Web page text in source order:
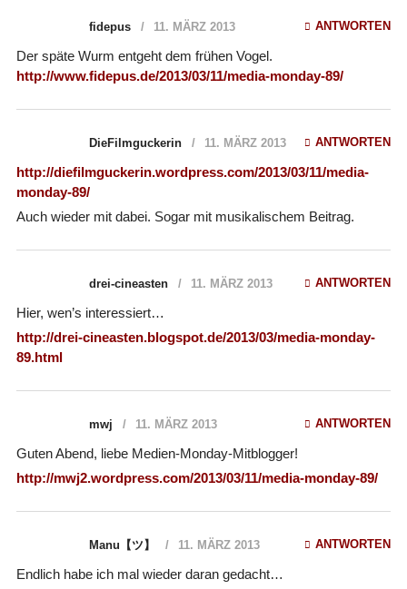
fidepus 11. MÄRZ 2013 ANTWORTEN
Der späte Wurm entgeht dem frühen Vogel.
http://www.fidepus.de/2013/03/11/media-monday-89/
DieFilmguckerin 11. MÄRZ 2013 ANTWORTEN
http://diefilmguckerin.wordpress.com/2013/03/11/media-
monday-89/
Auch wieder mit dabei. Sogar mit musikalischem Beitrag.
drei-cineasten 11. MÄRZ 2013 ANTWORTEN
Hier, wen’s interessiert…
http://drei-cineasten.blogspot.de/2013/03/media-monday-
89.html
mwj 11. MÄRZ 2013 ANTWORTEN
Guten Abend, liebe Medien-Monday-Mitblogger!
http://mwj2.wordpress.com/2013/03/11/media-monday-89/
Manu【ツ】 11. MÄRZ 2013 ANTWORTEN
Endlich habe ich mal wieder daran gedacht…